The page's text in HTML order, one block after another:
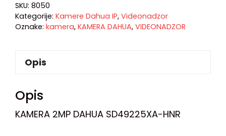
SKU: 8050
Kategorije: Kamere Dahua IP, Videonadzor
Oznake: kamera, KAMERA DAHUA, VIDEONADZOR
Opis
Opis
KAMERA 2MP DAHUA SD49225XA-HNR